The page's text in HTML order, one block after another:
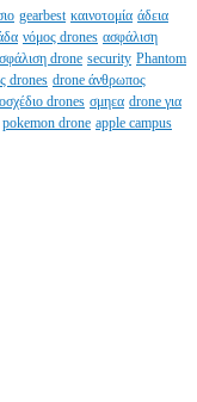
gearbest καινοτομία άδεια
νόμος drones ασφάλιση
drone security Phantom
drones drone άνθρωπος
drones σμηεα drone για
pokemon drone apple campus